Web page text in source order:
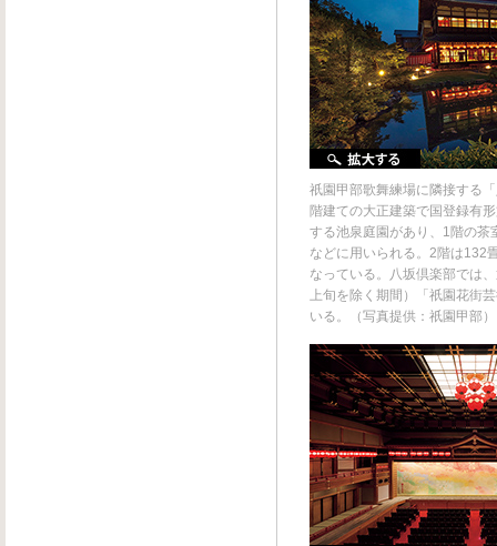
祇園甲部歌舞練場に隣接する
階建ての大正建築で国登録有
する池泉庭園があり、1階の茶
などに用いられる。2階は132
なっている。八坂倶楽部では
上旬を除く期間）「祇園花街
いる。（写真提供：祇園甲部）